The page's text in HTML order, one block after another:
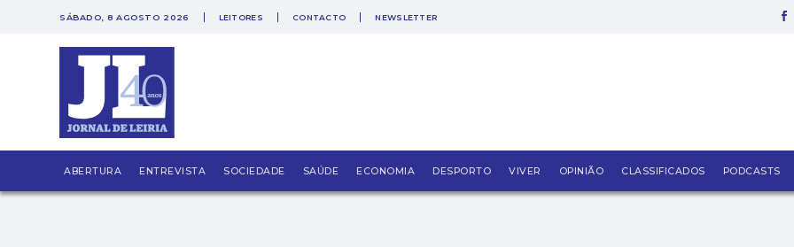
SÁBADO, 8 AGOSTO 2026 LEITORES CONTACTO NEWSLETTER
ABERTURA ENTREVISTA SOCIEDADE SAÚDE ECONOMIA DESPORTO VIVER OPINIÃO CLASSIFICADOS PODCASTS
MAIS VISTAS Casal transforma terreno queimado em refúgio para cerca de 150 animais
MAIS VISTAS Faleceu António Vieira Rodrigues, fundador da Construtora do Lena
MAIS VISTAS Em Angola há 17 anos, Ana Santos é directora financeira de empresa de tecnologia
Frumolde Tooling declarada insolvente pelo Tribunal de Alcobaça
MAIS VISTAS CeX abre no LeiriaShopping com tecnologia em segunda mão e 5 anos de garantia